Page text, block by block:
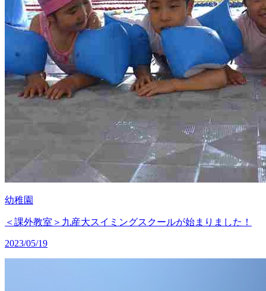
幼稚園
＜課外教室＞九産大スイミングスクールが始まりました！
2023/05/19